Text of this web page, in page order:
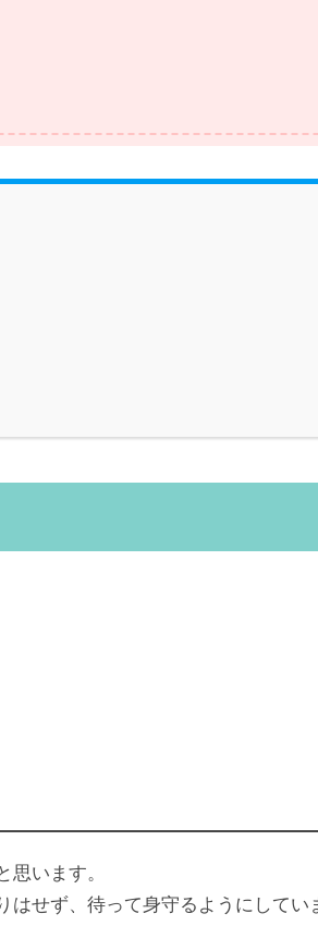
います。
せず、待って身守るようにしてい